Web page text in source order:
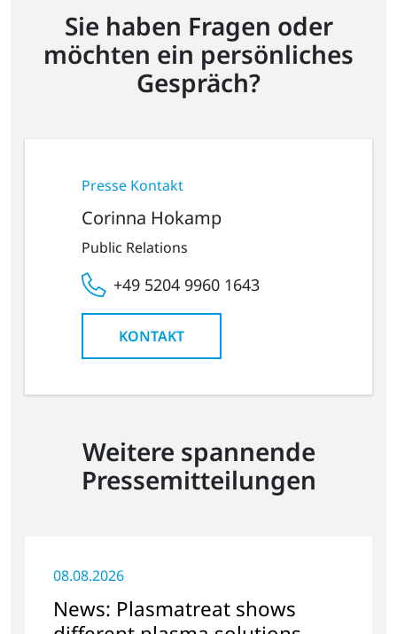
Sie haben Fragen oder
möchten ein persönliches
Gespräch?
Presse Kontakt
Corinna Hokamp
Public Relations
+49 5204 9960 1643
KONTAKT
Weitere spannende
Pressemitteilungen
08.08.2026
News: Plasmatreat shows